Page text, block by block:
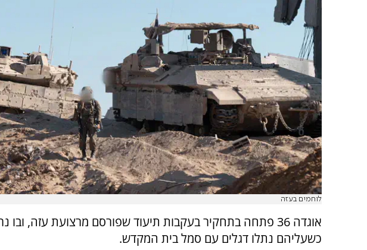
לוחמים בעזה
אוגדה 36 פתחה בתחקיר בעקבות תיעוד שפורסם מרצועת עזה,
כשעליהם נתלו דגלים עם סמל בית המקדש.